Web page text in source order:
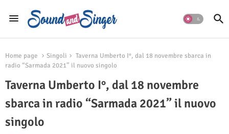
Home page Singoli
Taverna Umberto I°, dal 18 novembre sbarca in
radio “Sarmada 2021” il nuovo singolo
Taverna Umberto I°, dal 18 novembre
sbarca in radio “Sarmada 2021” il nuovo
singolo